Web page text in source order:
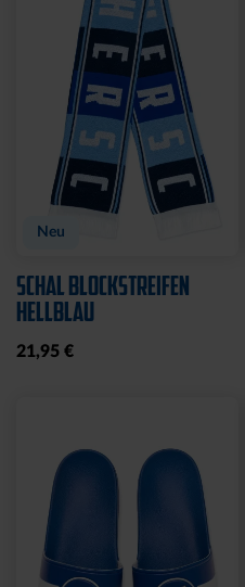
Neu
SCHAL BLOCKSTREIFEN
HELLBLAU
21,95 €